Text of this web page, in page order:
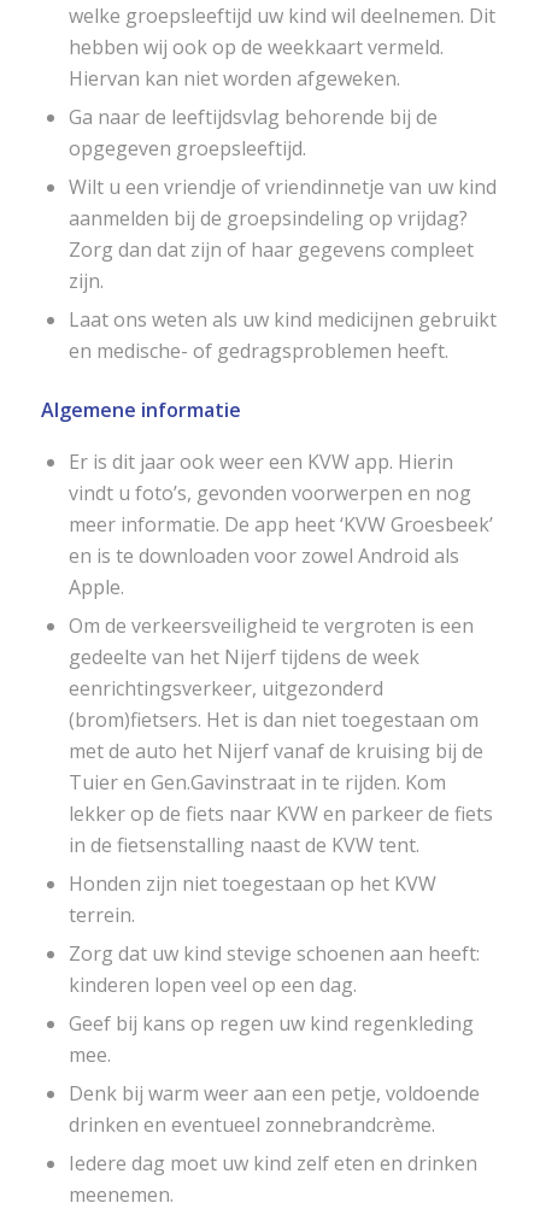
welke groepsleeftijd uw kind wil deelnemen. Dit
hebben wij ook op de weekkaart vermeld.
Hiervan kan niet worden afgeweken.
Ga naar de leeftijdsvlag behorende bij de
opgegeven groepsleeftijd.
Wilt u een vriendje of vriendinnetje van uw kind
aanmelden bij de groepsindeling op vrijdag?
Zorg dan dat zijn of haar gegevens compleet
zijn.
Laat ons weten als uw kind medicijnen gebruikt
en medische- of gedragsproblemen heeft.
Algemene informatie
Er is dit jaar ook weer een KVW app. Hierin
vindt u foto’s, gevonden voorwerpen en nog
meer informatie. De app heet ‘KVW Groesbeek’
en is te downloaden voor zowel Android als
Apple.
Om de verkeersveiligheid te vergroten is een
gedeelte van het Nijerf tijdens de week
eenrichtingsverkeer, uitgezonderd
(brom)fietsers. Het is dan niet toegestaan om
met de auto het Nijerf vanaf de kruising bij de
Tuier en Gen.Gavinstraat in te rijden. Kom
lekker op de fiets naar KVW en parkeer de fiets
in de fietsenstalling naast de KVW tent.
Honden zijn niet toegestaan op het KVW
terrein.
Zorg dat uw kind stevige schoenen aan heeft:
kinderen lopen veel op een dag.
Geef bij kans op regen uw kind regenkleding
mee.
Denk bij warm weer aan een petje, voldoende
drinken en eventueel zonnebrandcrème.
Iedere dag moet uw kind zelf eten en drinken
meenemen.